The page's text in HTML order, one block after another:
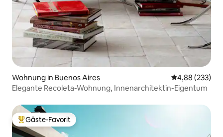
Wohnung in Buenos Aires
4,88 (233)
Elegante Recoleta-Wohnung, Innenarchitektin-Eigentum
Beliebter Gäste-Favorit.
Gäste-Favorit